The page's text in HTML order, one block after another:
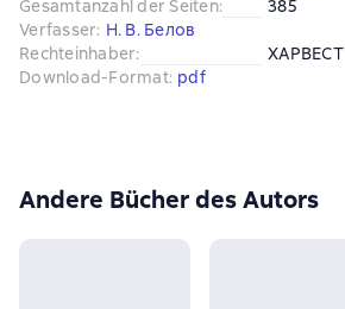
Gesamtanzahl der Seiten:
385
Verfasser: Н. В. Белов
Rechteinhaber:
ХАРВЕСТ
Download-Format: pdf
Andere Bücher des Autors